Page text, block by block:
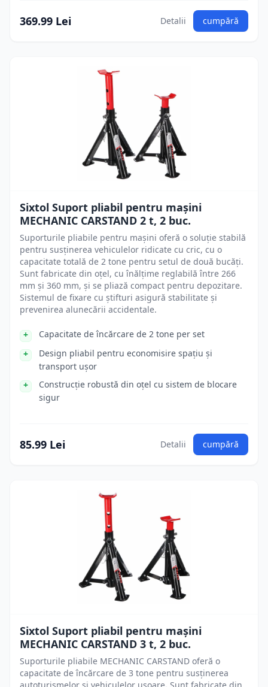
369.99 Lei Detalii cumpără
Sixtol Suport pliabil pentru mașini
MECHANIC CARSTAND 2 t, 2 buc.
Suporturile pliabile pentru mașini oferă o soluție stabilă
pentru susținerea vehiculelor ridicate cu cric, cu o
capacitate totală de 2 tone pentru setul de două bucăți.
Sunt fabricate din oțel, cu înălțime reglabilă între 266
mm și 360 mm, și se pliază compact pentru depozitare.
Sistemul de fixare cu știfturi asigură stabilitate și
prevenirea alunecării accidentale.
Capacitate de încărcare de 2 tone per set
Design pliabil pentru economisire spațiu și
transport ușor
Construcție robustă din oțel cu sistem de blocare
sigur
85.99 Lei Detalii cumpără
Sixtol Suport pliabil pentru mașini
MECHANIC CARSTAND 3 t, 2 buc.
Suporturile pliabile MECHANIC CARSTAND oferă o
capacitate de încărcare de 3 tone pentru susținerea